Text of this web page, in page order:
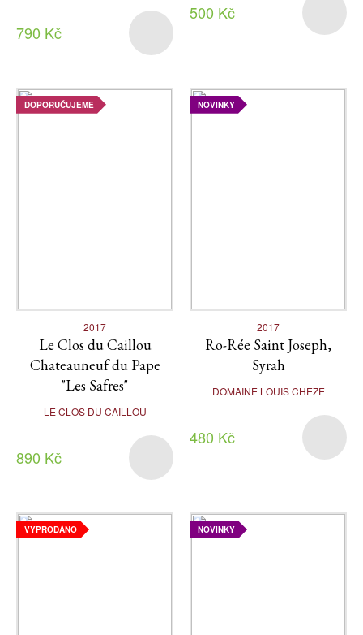
790 Kč
500 Kč
DOPORUČUJEME
2017
Le Clos du Caillou
Chateauneuf du Pape
"Les Safres"
LE CLOS DU CAILLOU
890 Kč
NOVINKY
2017
Ro-Rée Saint Joseph,
Syrah
DOMAINE LOUIS CHEZE
480 Kč
VYPRODÁNO NOVINKY